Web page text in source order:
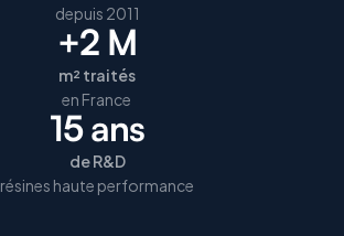
depuis 2011
+2 M
m² traités
en France
15 ans
de R&D
résines haute performance